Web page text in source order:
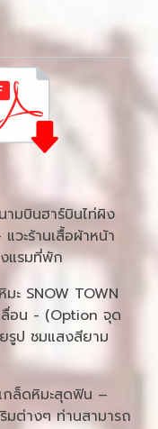
มบินฮาร์บินไท่ผิง
วะร้านเสื้อผ้าหน้า
แรมที่พัก
ะ SNOW TOWN
ลื่อน - (Option จุด
รูป ชมแสงสียาม
ล็ดหิมะสุดฟิน –
มต่างๆ ท่านสามารถ